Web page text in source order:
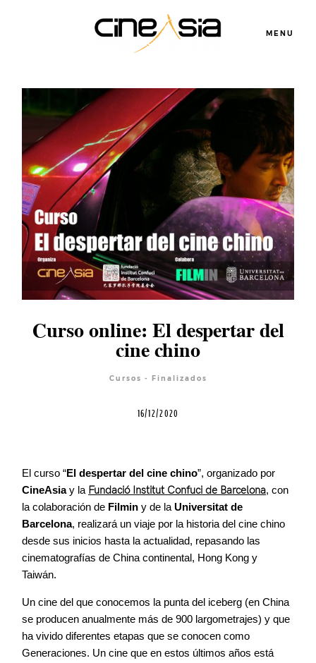
MENU
Curso online: El despertar del
cine chino
Cursos - Finalizados
16/12/2020
El curso “El despertar del cine chino”, organizado por
CineAsiay la Fundació Institut Confuci de Barcelona, con
la colaboración de Filmin y de la Universitat de
Barcelona, realizará un viaje por la historia del cine chino
desde sus inicios hasta la actualidad, repasando las
cinematografías de China continental, Hong Kong y
Taiwán.
Un cine del que conocemos la punta del iceberg (en China
se producen anualmente más de 900 largometrajes) y que
ha vivido diferentes etapas que se conocen como
Generaciones. Un cine que en estos últimos años está
Servicios
Contacto